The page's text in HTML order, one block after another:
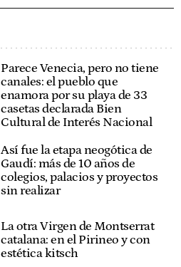
Parece Venecia, pero no tiene
canales: el pueblo que
enamora por su playa de 33
casetas declarada Bien
Cultural de Interés Nacional
Así fue la etapa neogótica de
Gaudí: más de 10 años de
colegios, palacios y proyectos
sin realizar
La otra Virgen de Montserrat
catalana: en el Pirineo y con
estética kitsch